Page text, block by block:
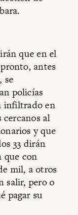
que en el
antes
se
policías
infiltrado en
al
y que
33 dirán
que con
mil, a otros
salir, pero o
pagar su